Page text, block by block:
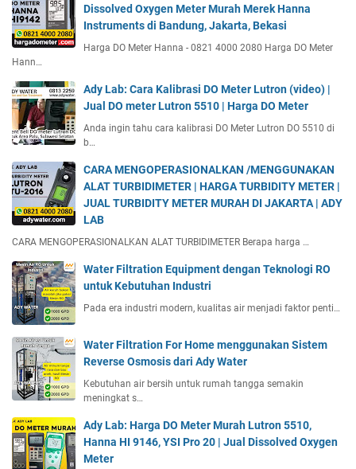
Dissolved Oxygen Meter Murah Merek Hanna
Instruments di Bandung, Jakarta, Bekasi
Harga DO Meter Hanna - 0821 4000 2080 Harga DO Meter
Hann…
Ady Lab: Cara Kalibrasi DO Meter Lutron (video) |
Jual DO meter Lutron 5510 | Harga DO Meter
Anda ingin tahu cara kalibrasi DO Meter Lutron DO 5510 di
b…
CARA MENGOPERASIONALKAN /MENGGUNAKAN
ALAT TURBIDIMETER | HARGA TURBIDITY METER |
JUAL TURBIDITY METER MURAH DI JAKARTA | ADY
LAB
CARA MENGOPERASIONALKAN ALAT TURBIDIMETER Berapa harga …
Water Filtration Equipment dengan Teknologi RO
untuk Kebutuhan Industri
Pada era industri modern, kualitas air menjadi faktor penti…
Water Filtration For Home menggunakan Sistem
Reverse Osmosis dari Ady Water
Kebutuhan air bersih untuk rumah tangga semakin
meningkat s…
Ady Lab: Harga DO Meter Murah Lutron 5510,
Hanna HI 9146, YSI Pro 20 | Jual Dissolved Oxygen
Meter